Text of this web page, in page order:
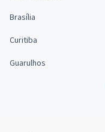
Brasília
Curitiba
Guarulhos